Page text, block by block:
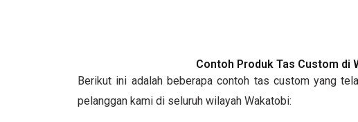
Contoh Produk Tas Custom di
Berikut ini adalah beberapa contoh tas custom yang
pelanggan kami di seluruh wilayah Wakatobi: